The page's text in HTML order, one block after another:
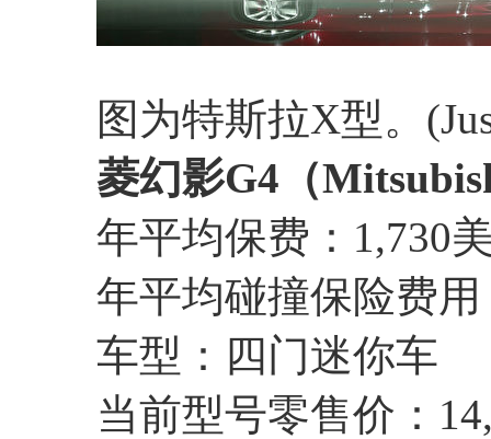
图为特斯拉X型。
菱幻影G4（
年平均保费：1,730
年平均碰撞保险费用
车型：四门迷你车
当前型号零售价：